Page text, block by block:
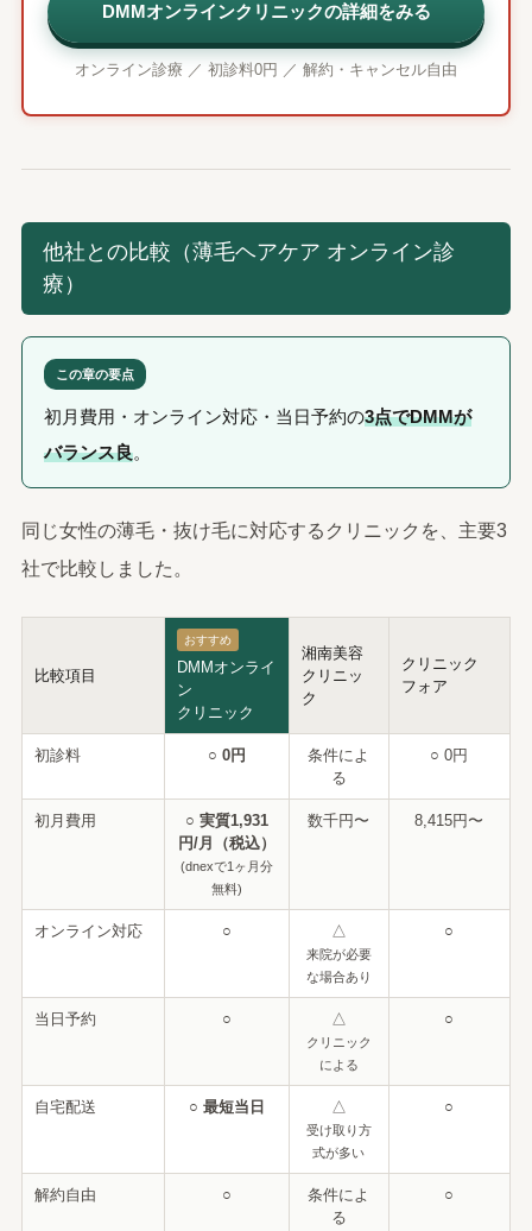
DMMオンラインクリニックの詳細をみる
オンライン診療 ／ 初診料0円 ／ 解約・キャンセル自由
他社との比較（薄毛ヘアケア オンライン診
療）
この章の要点
初月費用・オンライン対応・当日予約の3点でDMMが
バランス良。
同じ女性の薄毛・抜け毛に対応するクリニックを、主要3
社で比較しました。
比較項目
おすすめ
DMMオンライ
ン
クリニック
湘南美容
クリニッ
ク
クリニック
フォア
初診料 ○ 0円
条件によ
る
○ 0円
初月費用
○ 実質1,931
円/月（税込）
(dnexで1ヶ月分
無料)
数千円〜 8,415円〜
オンライン対応 ○ △
来院が必要
な場合あり
○
当日予約 ○ △
クリニック
による
○
自宅配送 ○ 最短当日 △
受け取り方
式が多い
○
解約自由 ○
条件によ
る
○